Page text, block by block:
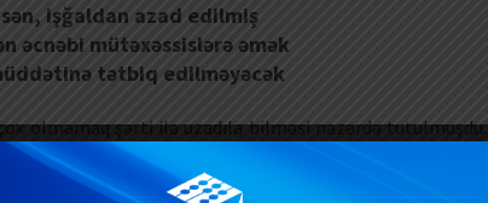
işğaldan azad edilmiş
əcnəbi mütəxəssislərə əmək
tətbiq edilməyəcək
olmamaq şərti ilə uzadıla bilməsi nəzərdə tutulmuşdu.
işğaldan azad edilmiş ərazilərində əmək
hər dəfə 2 ildən çox olmamaq şərtilə uzadıla bilər. Bu